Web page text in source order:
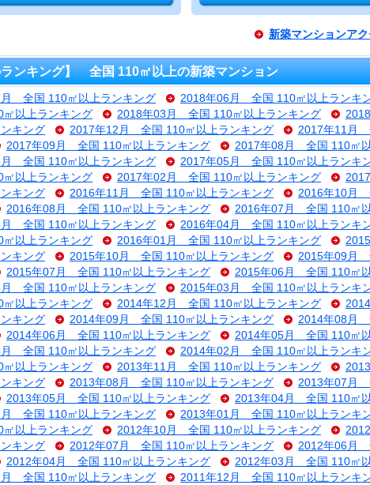
新築マンションア
ンキング】 全国 110㎡以上の新築マンション
全国 110㎡以上ランキング 2018年06月 全国 110㎡以上ランキ
以上ランキング
2018年03月 全国 110㎡以上ランキング
キング
2017年12月 全国 110㎡以上ランキング 2017年11月
2017年09月 全国 110㎡以上ランキング 2017年08月 全国 110㎡
全国 110㎡以上ランキング
2017年05月 全国 110㎡以上ランキ
以上ランキング
2017年02月 全国 110㎡以上ランキング
キング
2016年11月 全国 110㎡以上ランキング 2016年10月
2016年08月 全国 110㎡以上ランキング 2016年07月 全国 110㎡
全国 110㎡以上ランキング
2016年04月 全国 110㎡以上ランキ
以上ランキング
2016年01月 全国 110㎡以上ランキング
キング
2015年10月 全国 110㎡以上ランキング 2015年09月
2015年07月 全国 110㎡以上ランキング 2015年06月 全国 110㎡
全国 110㎡以上ランキング
2015年03月 全国 110㎡以上ランキ
以上ランキング
2014年12月 全国 110㎡以上ランキング
キング
2014年09月 全国 110㎡以上ランキング 2014年08月
2014年06月 全国 110㎡以上ランキング 2014年05月 全国 110㎡
全国 110㎡以上ランキング
2014年02月 全国 110㎡以上ランキ
以上ランキング
2013年11月 全国 110㎡以上ランキング
キング
2013年08月 全国 110㎡以上ランキング 2013年07月
2013年05月 全国 110㎡以上ランキング 2013年04月 全国 110㎡
全国 110㎡以上ランキング
2013年01月 全国 110㎡以上ランキ
以上ランキング
2012年10月 全国 110㎡以上ランキング
キング
2012年07月 全国 110㎡以上ランキング 2012年06月
2012年04月 全国 110㎡以上ランキング 2012年03月 全国 110㎡
全国 110㎡以上ランキング
2011年12月 全国 110㎡以上ランキ